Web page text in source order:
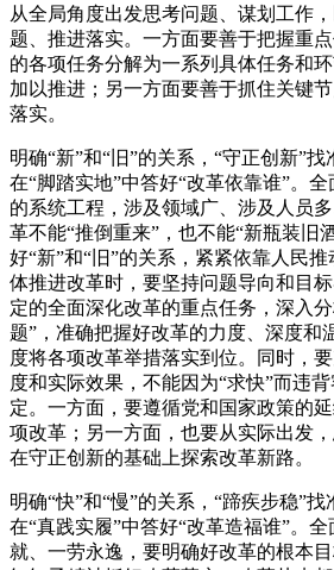
从全局角度出发思考问题、谋划工作
题、推进落实。一方面要善于把握重
的各项任务分解为一系列具体任务和
加以推进；另一方面要善于抓住关键
落实。
明确“新”和“旧”的关系，“守正创新”找
在“脚踏实地”中答好“改革依靠谁”。
的系统工程，涉及领域广、涉及人员
革不能“推倒重来”，也不能“新瓶装旧
好“新”和“旧”的关系，紧紧依靠人民
体推进改革时，要坚持问题导向和目
定的全面深化改革的重点任务，深入
题”，准确把握好改革的力度、深度和
度将各项改革举措落实到位。同时，
度和实际效果，不能因为“求快”而违
定。一方面，要遵循党和国家政策的
项改革；另一方面，也要从实际出发
在守正创新的基础上探索改革新路。
明确“快”和“慢”的关系，“蹄疾步稳”找
在“真践实履”中答好“改革造福谁”。
就、一劳永逸，要明确好改革的根本